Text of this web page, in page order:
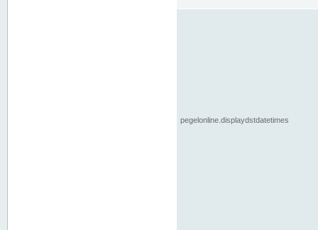
pegelonline.displaydstdatetimes